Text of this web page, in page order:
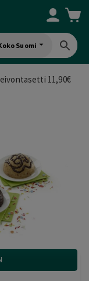
Suomi
11,90€